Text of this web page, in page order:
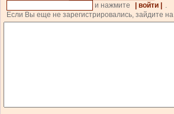
и нажмите
| войти |
.
Если Вы еще не зарегистрировались, зайдите на